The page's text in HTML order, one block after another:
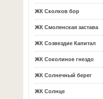
ЖК Сколков бор
ЖК Смоленская застава
ЖК Созвездие Капитал
ЖК Соколиное гнездо
ЖК Солнечный берег
ЖК Солнце